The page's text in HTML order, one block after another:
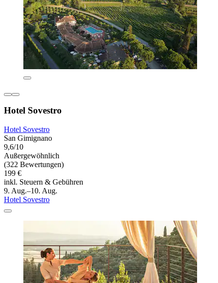
Hotel Sovestro
Hotel Sovestro
San Gimignano
9,6/10
Außergewöhnlich
(322 Bewertungen)
199 €
inkl. Steuern & Gebühren
9. Aug.–10. Aug.
Hotel Sovestro